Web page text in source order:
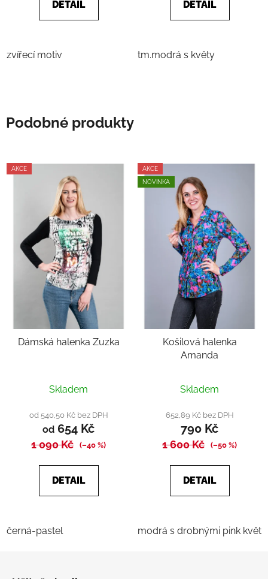
DETAIL
zvířecí motiv
DETAIL
tm.modrá s květy
Podobné produkty
AKCE
Dámská halenka Zuzka
Skladem
od 540,50 Kč bez DPH
od 654 Kč
1 090 Kč (–40 %)
DETAIL
černá-pastel
AKCE
NOVINKA
Košilová halenka
Amanda
Skladem
652,89 Kč bez DPH
790 Kč
1 600 Kč (–50 %)
DETAIL
modrá s drobnými pink květy